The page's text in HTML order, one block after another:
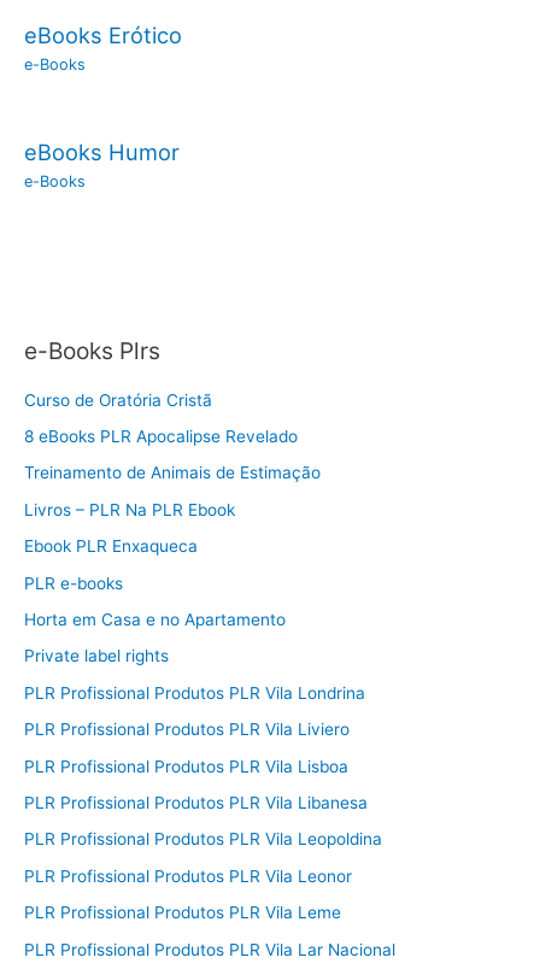
eBooks Erótico
e-Books
eBooks Humor
e-Books
e-Books Plrs
Curso de Oratória Cristã
8 eBooks PLR Apocalipse Revelado
Treinamento de Animais de Estimação
Livros – PLR Na PLR Ebook
Ebook PLR Enxaqueca
PLR e-books
Horta em Casa e no Apartamento
Private label rights
PLR Profissional Produtos PLR Vila Londrina
PLR Profissional Produtos PLR Vila Liviero
PLR Profissional Produtos PLR Vila Lisboa
PLR Profissional Produtos PLR Vila Libanesa
PLR Profissional Produtos PLR Vila Leopoldina
PLR Profissional Produtos PLR Vila Leonor
PLR Profissional Produtos PLR Vila Leme
PLR Profissional Produtos PLR Vila Lar Nacional